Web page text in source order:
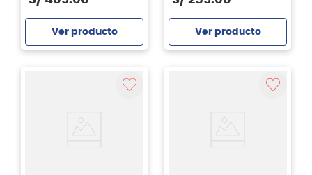
Ver producto Ver producto